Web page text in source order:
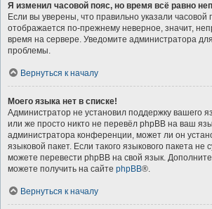
Я изменил часовой пояс, но время всё равно
Если вы уверены, что правильно указали часовой
отображается по-прежнему неверное, значит,
время на сервере. Уведомите администратора
проблемы.
Вернуться к началу
Моего языка нет в списке!
Администратор не установил поддержку вашего
или же просто никто не перевёл phpBB на ваш
администратора конференции, может ли он
языковой пакет. Если такого языкового пакета не
можете перевести phpBB на свой язык.
можете получить на сайте phpBB®.
Вернуться к началу